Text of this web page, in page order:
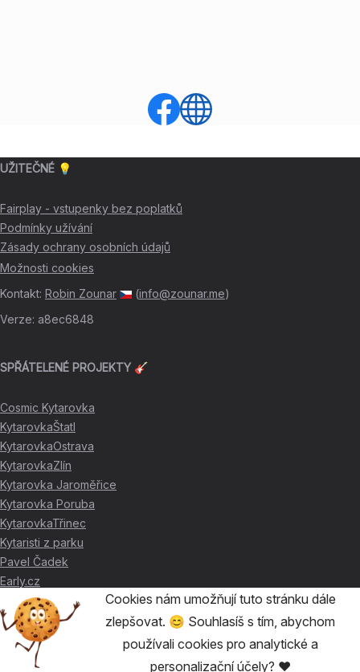
UŽITEČNÉ 💡
Fairplay - vstupenky bez poplatků
Podmínky užívání
Zásady ochrany osobních údajů
Možnosti cookies
Kontakt: Robin Zounar (info@zounar.me)
Verze: a8ec6848
SPŘÁTELENÉ PROJEKTY 🎸
Cosmic Kytarovka
KytarovkaŠtatl
KytarovkaOstrava
KytarovkaZlín
Kytarovka Jaroměřice
Kytarovka Poruba
KytarovkaTřinec
Kytaristi z parku
Pavel Čadek
Early.cz
DÍKY ZA PODPORU ❤️
David Skácel
Cookies nám umožňují tuto stránku dále
zlepšovat. 😊 Souhlasíš s tím, abychom
používali cookies pro analytické a
personalizační účely? ❤️